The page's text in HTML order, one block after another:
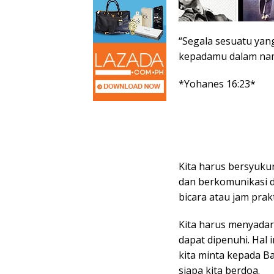
“Segala sesuatu
kepadamu dalam
*Yohanes 16:23*
Kita harus
dan berkomunikasi
bicara atau jam
Kita harus
dapat dipenuhi. Hal
kita minta kepada
siapa kita berdoa.